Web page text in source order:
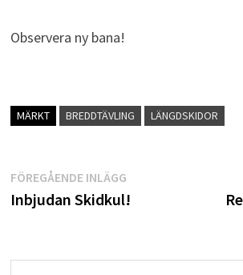
Observera ny bana!
MÄRKT BREDDTÄVLING LÄNGDSKIDOR
Inläggsnavigering
FÖREGÅENDE INLÄGGFöregående
inlägg:
Inbjudan Skidkul!